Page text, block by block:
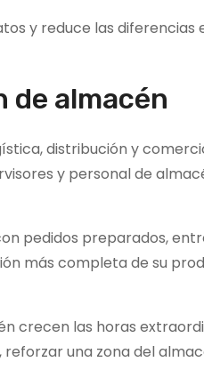
y reduce las diferencias
de almacén
distribución y
y personal de
pedidos preparados,
más completa de su
crecen las horas
una zona del